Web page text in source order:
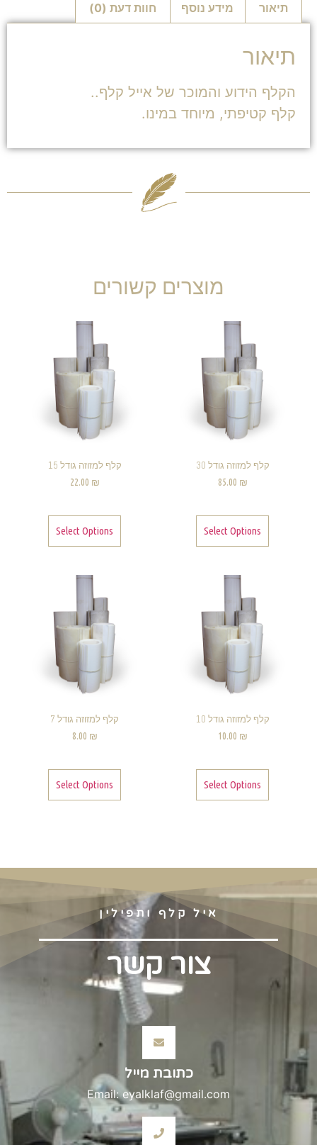
תיאור מידע נוסף חוות דעת (0)
תיאור
הקלף הידוע והמוכר של אייל קלף..
קלף קטיפתי, מיוחד במינו.
מוצרים קשורים
קלף למזוזה גודל 30
85.00 ₪
Select Options
קלף למזוזה גודל 15
22.00 ₪
Select Options
קלף למזוזה גודל 10
10.00 ₪
Select Options
קלף למזוזה גודל 7
8.00 ₪
Select Options
איל קלף ותפילין
צור קשר
כתובת מייל
Email: eyalklaf@gmail.com